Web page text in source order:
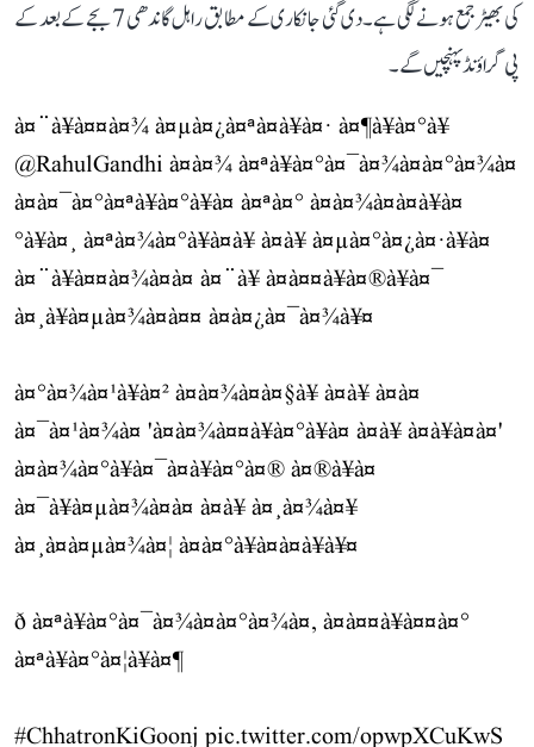
کی بھیڑ جمع ہونے لگی ہے۔ دی گئی جانکاری کے مطابق راہل گاندھی 7 بجے کے بعد کے
پی گراؤنڈ پہنچیں گے۔
à¤¨à¥à¤¤à¤¾ à¤µà¤¿à¤ªà¤à¥à¤· à¤¶à¥à¤°à¥
@RahulGandhi à¤à¤¾ à¤ªà¥à¤°à¤¯à¤¾à¤à¤°à¤¾à¤
à¤à¤¯à¤°à¤ªà¥à¤°à¥à¤ à¤ªà¤° à¤à¤¾à¤à¤à¥à¤
°à¥à¤¸ à¤ªà¤¾à¤°à¥à¤à¥ à¤à¥ à¤µà¤°à¤¿à¤·à¥à¤
à¤¨à¥à¤¤à¤¾à¤à¤ à¤¨à¥ à¤à¤¤à¥à¤®à¥à¤¯
à¤¸à¥à¤µà¤¾à¤à¤¤ à¤à¤¿à¤¯à¤¾à¥¤
à¤°à¤¾à¤¹à¥à¤² à¤à¤¾à¤à¤§à¥ à¤à¥ à¤à¤
à¤¯à¤¹à¤¾à¤ 'à¤à¤¾à¤¤à¥à¤°à¥à¤ à¤à¥ à¤à¥à¤à¤'
à¤à¤¾à¤°à¥à¤¯à¤à¥à¤°à¤® à¤®à¥à¤
à¤¯à¥à¤µà¤¾à¤à¤ à¤à¥ à¤¸à¤¾à¤¥
à¤¸à¤à¤µà¤¾à¤¦ à¤à¤°à¥à¤à¤à¥à¥¤
ð à¤ªà¥à¤°à¤¯à¤¾à¤à¤°à¤¾à¤, à¤à¤¤à¥à¤¤à¤°
à¤ªà¥à¤°à¤¦à¥à¤¶
#ChhatronKiGoonj pic.twitter.com/opwpXCuKwS